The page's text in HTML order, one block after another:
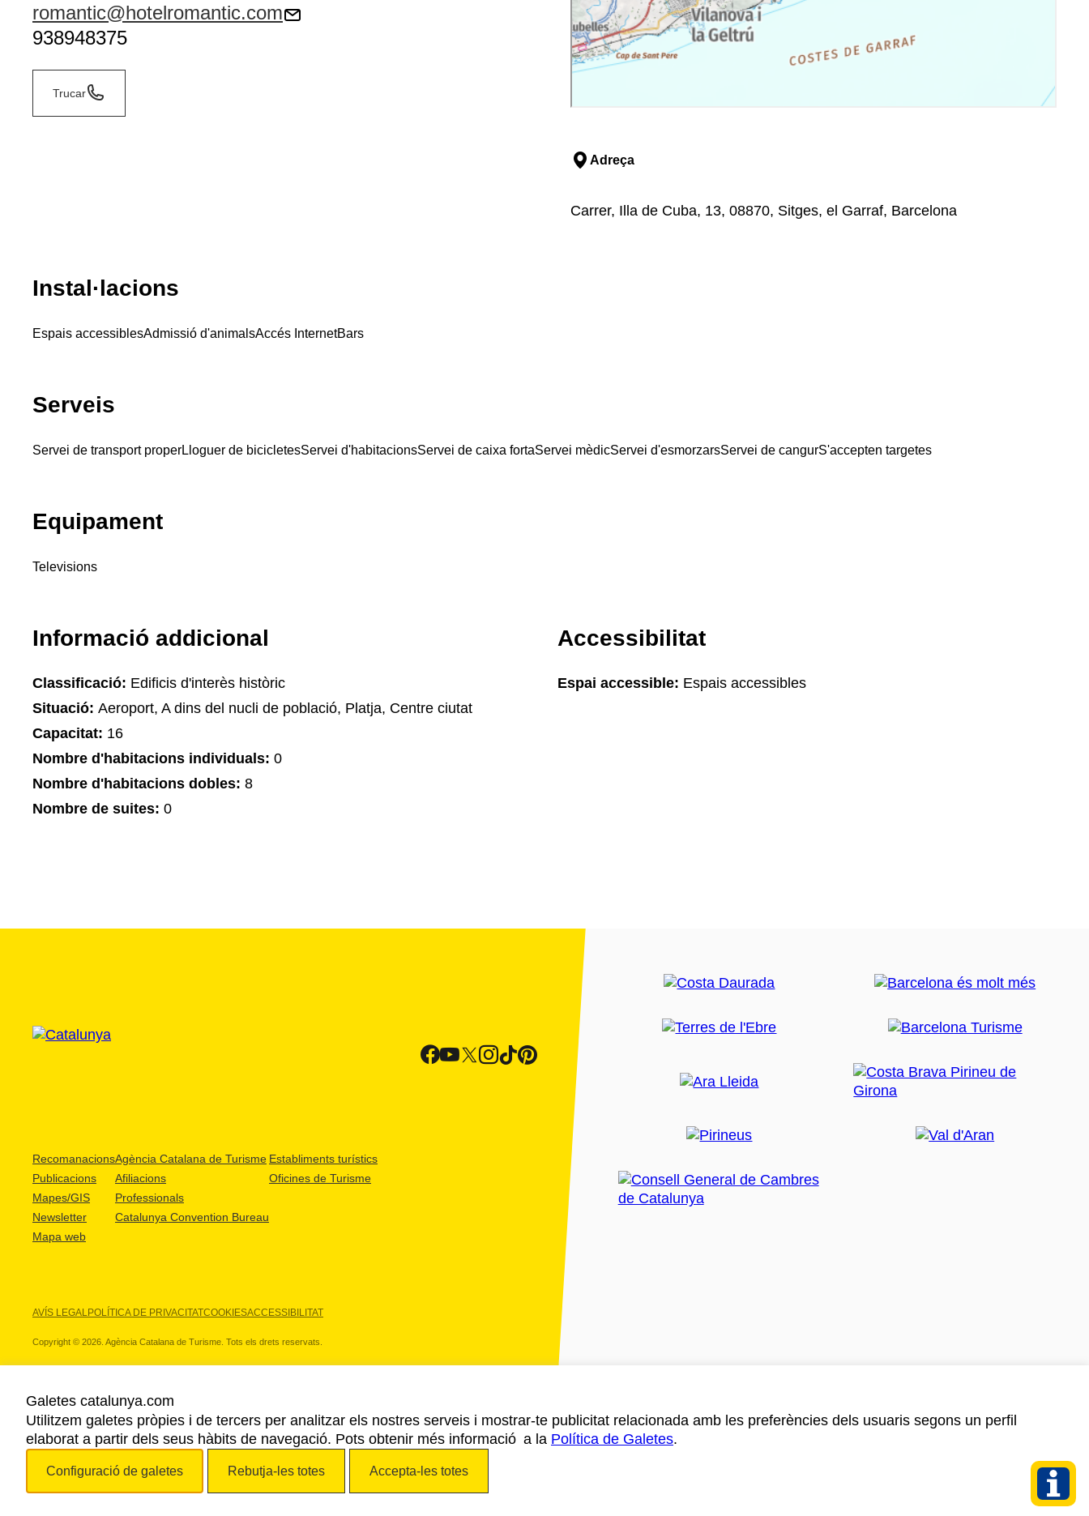
romantic@hotelromantic.com
938948375
Trucar
Adreça
Carrer, Illa de Cuba, 13, 08870, Sitges, el Garraf, Barcelona
Instal·lacions
Espais accessiblesAdmissió d'animalsAccés InternetBars
Serveis
Servei de transport properLloguer de bicicletesServei d'habitacionsServei de caixa fortaServei mèdicServei d'esmorzarsServei de cangurS'accepten targetes
Equipament
Televisions
Informació addicional
Classificació: Edificis d'interès històric
Situació: Aeroport, A dins del nucli de població, Platja, Centre ciutat
Capacitat: 16
Nombre d'habitacions individuals: 0
Nombre d'habitacions dobles: 8
Nombre de suites: 0
Accessibilitat
Espai accessible: Espais accessibles
Recomanacions
Publicacions
Mapes/GIS
Newsletter
Mapa web
Agència Catalana de Turisme
Afiliacions
Professionals
Catalunya Convention Bureau
Establiments turístics
Oficines de Turisme
AVÍS LEGALPOLÍTICA DE PRIVACITATCOOKIESACCESSIBILITAT
Copyright © 2026. Agència Catalana de Turisme. Tots els drets reservats.
ELS NOSTRES PARTNERS
Galetes catalunya.com
Utilitzem galetes pròpies i de tercers per analitzar els nostres serveis i mostrar-te publicitat relacionada amb les preferències dels usuaris segons un perfil
elaborat a partir dels seus hàbits de navegació. Pots obtenir més informació a la Política de Galetes.
Configuració de galetes Rebutja-les totes Accepta-les totes